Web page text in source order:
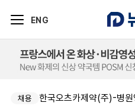
ENG
채용